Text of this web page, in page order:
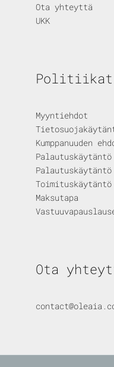
Ota yhteyttä
UKK
Politiikat
Myyntiehdot
Kumppanuuden
Palautuskäytäntö
Palautuskäytäntö
Toimituskäytäntö
Maksutapa
Ota